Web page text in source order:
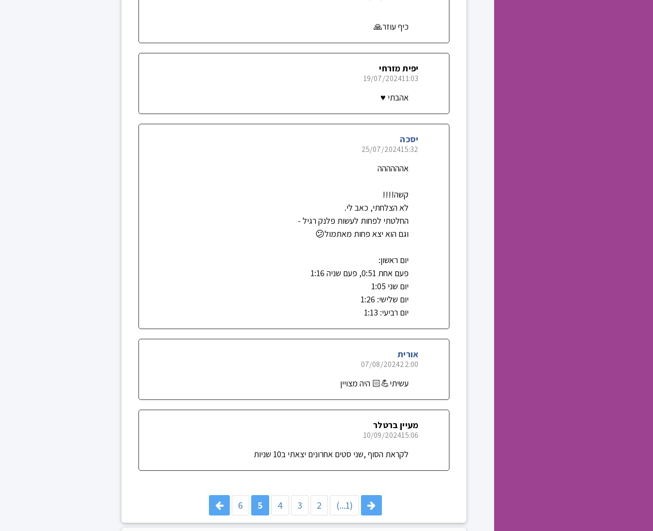
כיף עוזר🙏
יפית מזרחי
11:03
19/07/2024
אהבתי ♥️
יסכה
15:32
25/07/2024
אהההההה
קשה!!!!
לא הצלחתי, כאב לי.
החלטתי לפחות לעשות פלנק רגיל -
וגם הוא יצא פחות מאתמול😕
יום ראשון:
פעם אחת 0:51, פעם שניה 1:16
יום שני 1:05
יום שלישי: 1:26
יום רביעי: 1:13
אורית
22:00
07/08/2024
עשיתי💪🏻 היה מצויין
מעיין ברטלר
15:06
10/09/2024
לקראת הסוף ,שני סטים אחרונים יצאתי ב10 שניות
(1...)
2
3
4
5
6